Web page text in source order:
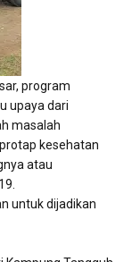
program
upaya dari
masalah
kesehatan
atau
untuk dijadikan